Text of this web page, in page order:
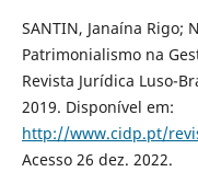
SANTIN, Janaína Rigo;
Patrimonialismo na
Revista Jurídica Luso-
2019. Disponível em:
http://www.cidp.pt/
Acesso 26 dez. 2022.